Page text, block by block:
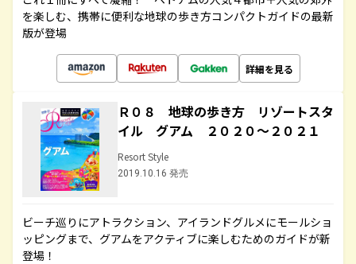
を楽しむ、携帯に便利な地球の歩き方コンパクトガイドの最新
版が登場
詳細を見る
Ｒ０８ 地球の歩き方 リゾートスタ
イル グアム ２０２０～２０２１
Resort Style
2019.10.16 発売
ビーチ巡りにアトラクション、アイランドグルメにモールショ
ッピングまで、グアムをアクティブに楽しむためのガイドが新
登場！